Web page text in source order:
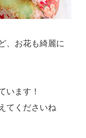
、お花も綺麗に
います！
てくださいね